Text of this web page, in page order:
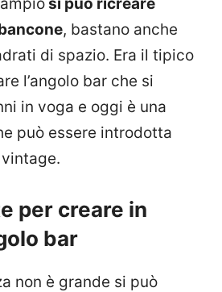
si può ricreare
, bastano anche
di spazio. Era il tipico
l’angolo bar che si
in voga e oggi è una
può essere introdotta
per creare in
bar
non è grande si può